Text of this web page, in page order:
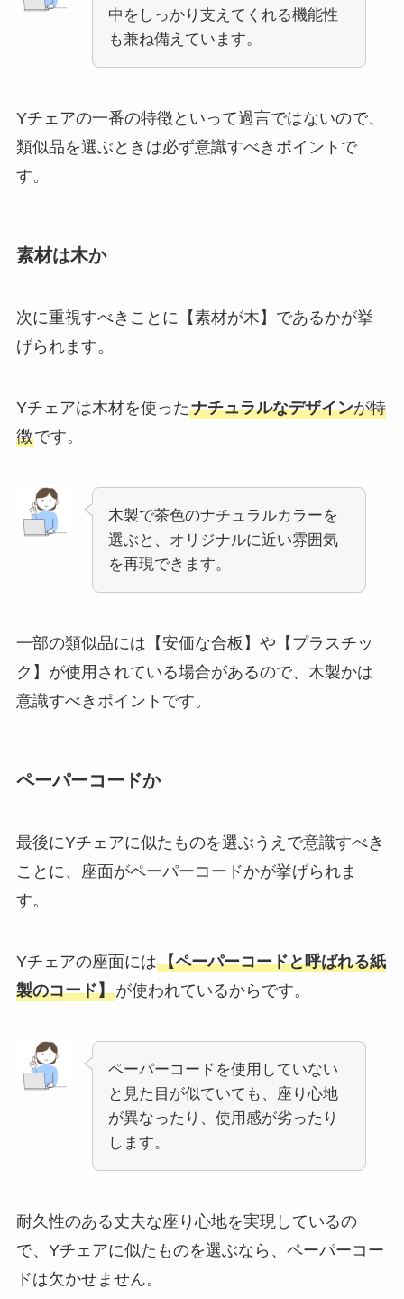
中をしっかり支えてくれる機能性
も兼ね備えています。
Yチェアの一番の特徴といって過言ではないので、
類似品を選ぶときは必ず意識すべきポイントで
す。
素材は木か
次に重視すべきことに【素材が木】であるかが挙
げられます。
Yチェアは木材を使ったナチュラルなデザインが特
徴です。
木製で茶色のナチュラルカラーを
選ぶと、オリジナルに近い雰囲気
を再現できます。
一部の類似品には【安価な合板】や【プラスチッ
ク】が使用されている場合があるので、木製かは
意識すべきポイントです。
ペーパーコードか
最後にYチェアに似たものを選ぶうえで意識すべき
ことに、座面がペーパーコードかが挙げられま
す。
Yチェアの座面には【ペーパーコードと呼ばれる紙
製のコード】が使われているからです。
ペーパーコードを使用していない
と見た目が似ていても、座り心地
が異なったり、使用感が劣ったり
します。
耐久性のある丈夫な座り心地を実現しているの
で、Yチェアに似たものを選ぶなら、ペーパーコー
ドは欠かせません。